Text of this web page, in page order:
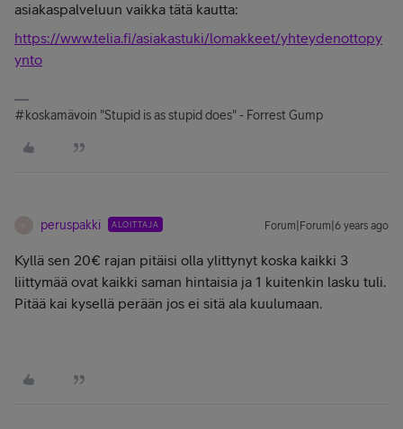
asiakaspalveluun vaikka tätä kautta:
https://www.telia.fi/asiakastuki/lomakkeet/yhteydenottopy
ynto
#koskamävoin "Stupid is as stupid does" - Forrest Gump
peruspakki ALOITTAJA Forum|Forum|6 years ago
Kyllä sen 20€ rajan pitäisi olla ylittynyt koska kaikki 3
liittymää ovat kaikki saman hintaisia ja 1 kuitenkin lasku tuli.
Pitää kai kysellä perään jos ei sitä ala kuulumaan.